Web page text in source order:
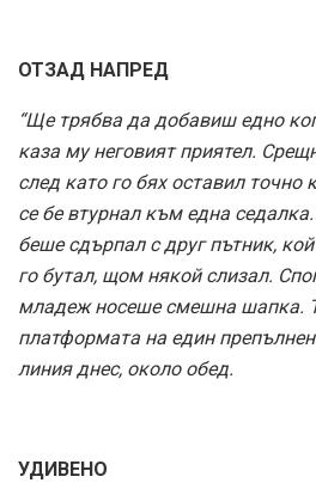
ОТЗАД НАПРЕД
“Ще трябва да добавиш едно
каза му неговият приятел.
след като го бях оставил точно
се бе втурнал към една
беше сдърпал с друг пътник,
го бутал, щом някой слизал.
младеж носеше смешна шапка.
платформата на един
линия днес, около обед.
УДИВЕНО